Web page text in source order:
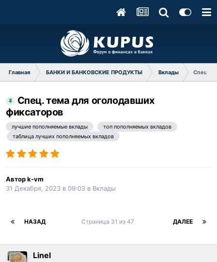
Главная БАНКИ И БАНКОВСКИЕ ПРОДУКТЫ Вклады Спец.
Спец. тема для оголодавших
фиксаторов
лучшие пополняемые вклады
топ пополняемых вкладов
таблица лучших пополняемых вкладов
Авторk-vm
31 Декабря, 2023 в 09:03 в Вклады
НАЗАД ДАЛЕЕ
Страница 31 из 47
Linel